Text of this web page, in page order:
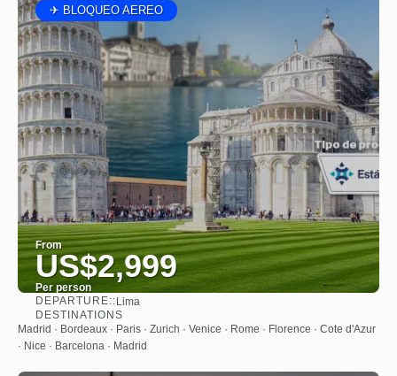
✈ BLOQUEO AEREO
From
US$2,999
Per person
DEPARTURE::Lima
DESTINATIONS
Madrid · Bordeaux · Paris · Zurich · Venice · Rome · Florence · Cote d'Azur
· Nice · Barcelona · Madrid